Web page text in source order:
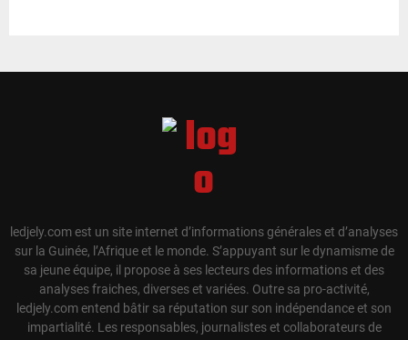
ledjely.com est un site internet d’informations générales et d’analyses
sur la Guinée, l’Afrique et le monde. S’appuyant sur le dynamisme de
sa jeune équipe, il propose à ses lecteurs des informations et des
analyses fraiches, diverses et variées. Outre sa pro-activité,
ledjely.com entend bâtir sa réputation sur son indépendance et son
impartialité. Les responsables, journalistes et collaborateurs de